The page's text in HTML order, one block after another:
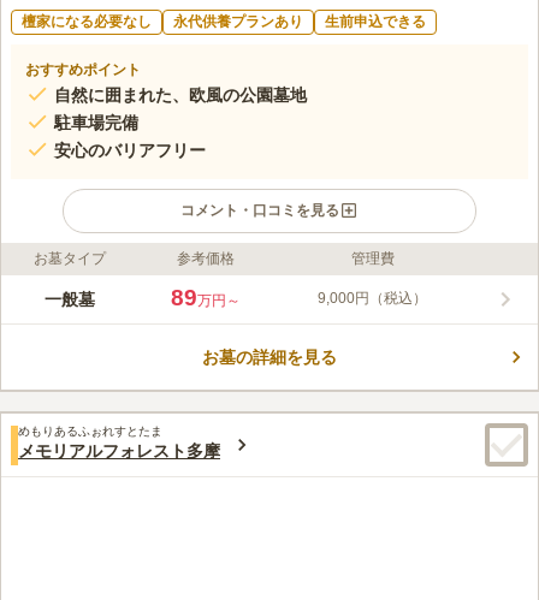
檀家になる必要なし 永代供養プランあり 生前申込できる
おすすめポイント
自然に囲まれた、欧風の公園墓地
駐車場完備
安心のバリアフリー
コメント・口コミを見る
ライフドット編集部のコメント
サンメモリアル東京は、町田市小野路町にある宗旨・宗派自由の
らしい欧風公園墓地というのが特徴です。 こちらの霊園のアク
きます。駐車場もあるのでお車のご利用をお勧めします。
口コミ評価
みんなの評価
3.8
40代女性
駅からは離れていますが、お墓のあるところでお花やお線香など
お墓タイプ 参考価格 管理費
一般墓 89万円～ 9,000円（税込）
お墓の詳細を見る
めもりあるふぉれすとたま
メモリアルフォレスト多摩